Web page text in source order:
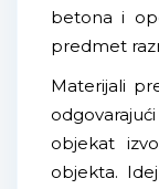
betona i
predmet
Materijali
objekat
objekta.